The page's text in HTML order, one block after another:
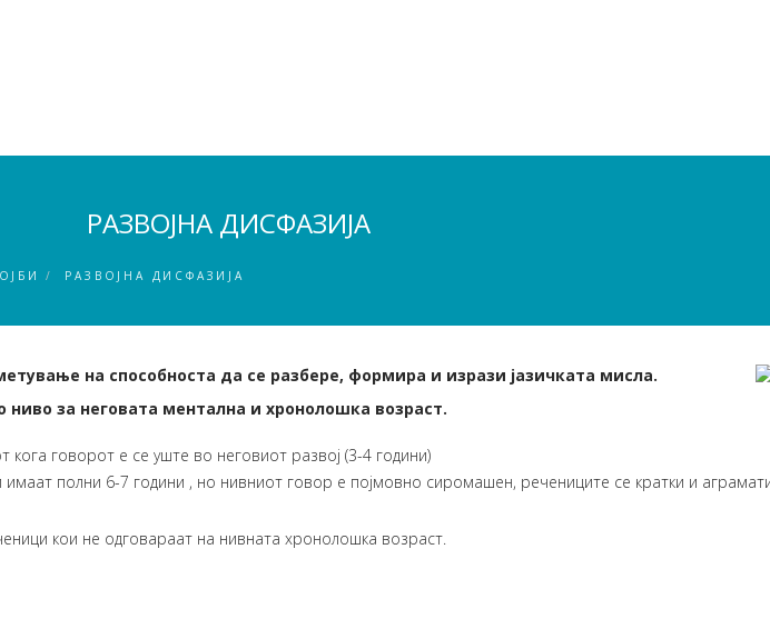
РАЗВОЈНА ДИСФАЗИЈА
РАЗВОЈНА ДИСФАЗИЈА
на способноста да се разбере, формира и изрази јазичката мисла.
ниво за неговата ментална и хронолошка возраст.
говорот е се уште во неговиот развој (3-4 години)
полни 6-7 години , но нивниот говор е појмовно сиромашен, речениците се кратки и
кои не одговараат на нивната хронолошка возраст.